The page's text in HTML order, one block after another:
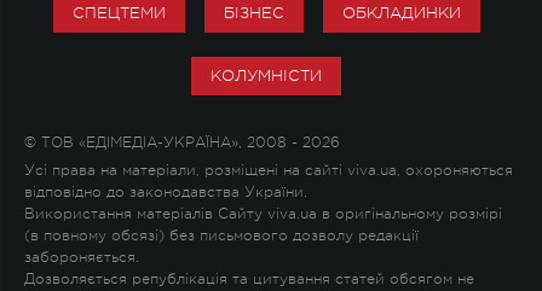
СПЕЦТЕМИ БІЗНЕС ОБКЛАДИНКИ
КОЛУМНІСТИ
© ТОВ «ЕДІМЕДІА-УКРАЇНА», 2008 - 2026
Усі права на матеріали, розміщені на сайті viva.ua, охороняються
відповідно до законодавства України.
Використання матеріалів Сайту viva.ua в оригінальному розмірі
(в повному обсязі) без письмового дозволу редакції
забороняється.
Дозволяється републікація та цитування статей обсягом не